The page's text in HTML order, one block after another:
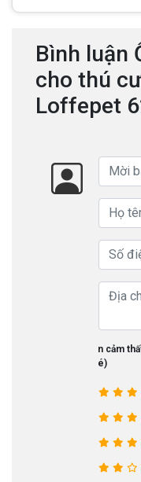
Bình luận
cho thú
Loffepet
Bạn cảm
nhé)